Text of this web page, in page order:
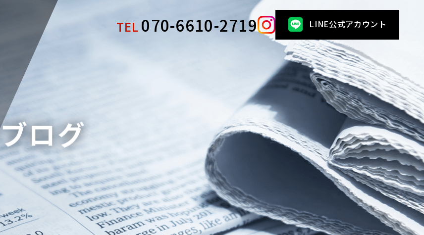
TEL 070-6610-2719 LINE公式アカウント